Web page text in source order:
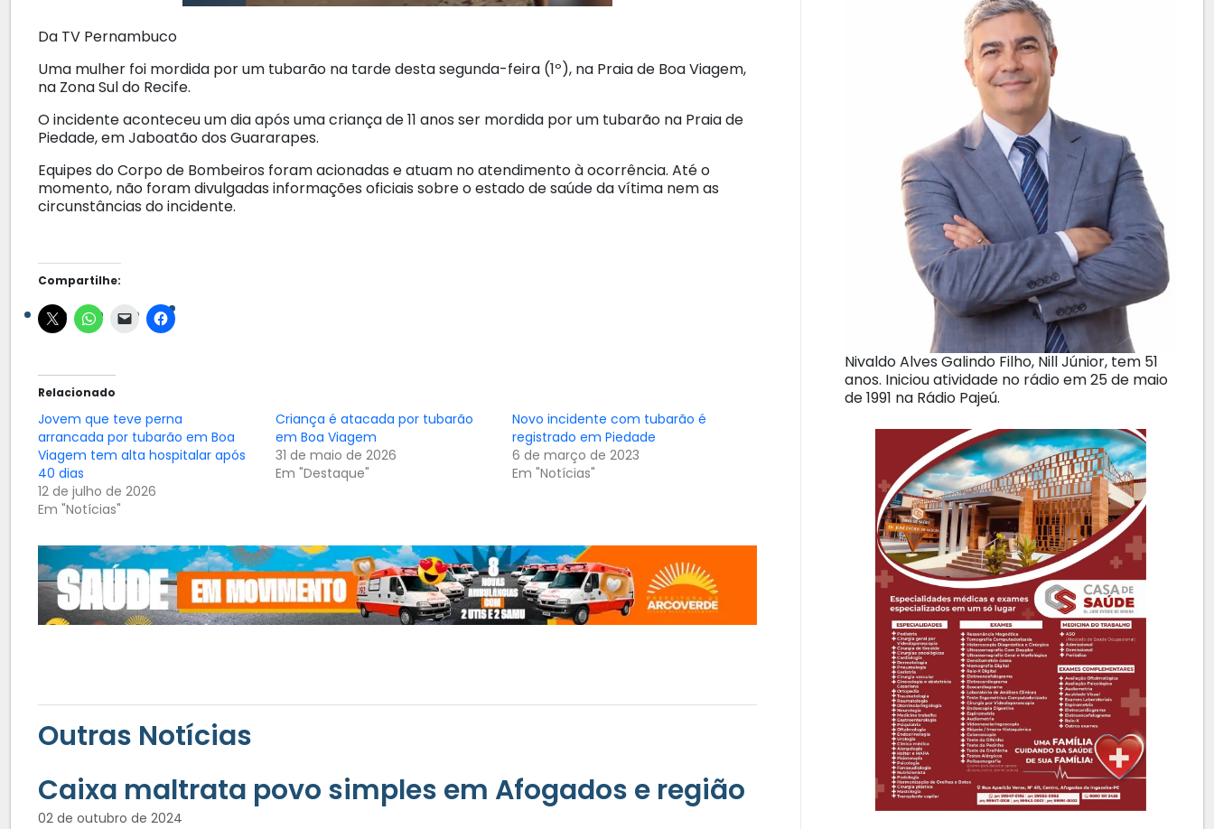
Da TV Pernambuco
Uma mulher foi mordida por um tubarão na tarde desta segunda-feira (1º), na Praia de Boa Viagem,
na Zona Sul do Recife.
O incidente aconteceu um dia após uma criança de 11 anos ser mordida por um tubarão na Praia de
Piedade, em Jaboatão dos Guararapes.
Equipes do Corpo de Bombeiros foram acionadas e atuam no atendimento à ocorrência. Até o
momento, não foram divulgadas informações oficiais sobre o estado de saúde da vítima nem as
circunstâncias do incidente.
Compartilhe:
Relacionado
Jovem que teve perna
arrancada por tubarão em Boa
Viagem tem alta hospitalar após
40 dias
12 de julho de 2026
Em "Notícias"
Criança é atacada por tubarão
em Boa Viagem
31 de maio de 2026
Em "Destaque"
Novo incidente com tubarão é
registrado em Piedade
6 de março de 2023
Em "Notícias"
Outras Notícias
Caixa maltrata povo simples em Afogados e região
02 de outubro de 2024
Nivaldo Alves Galindo Filho, Nill Júnior, tem 51
anos. Iniciou atividade no rádio em 25 de maio
de 1991 na Rádio Pajeú.